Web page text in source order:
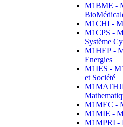
M1BME -
M1CHI -
M1CPS -
Système
M1HEP -
Energies
M1IES -
et Société
M1MEC -
M1MIE -
M1MPRI -